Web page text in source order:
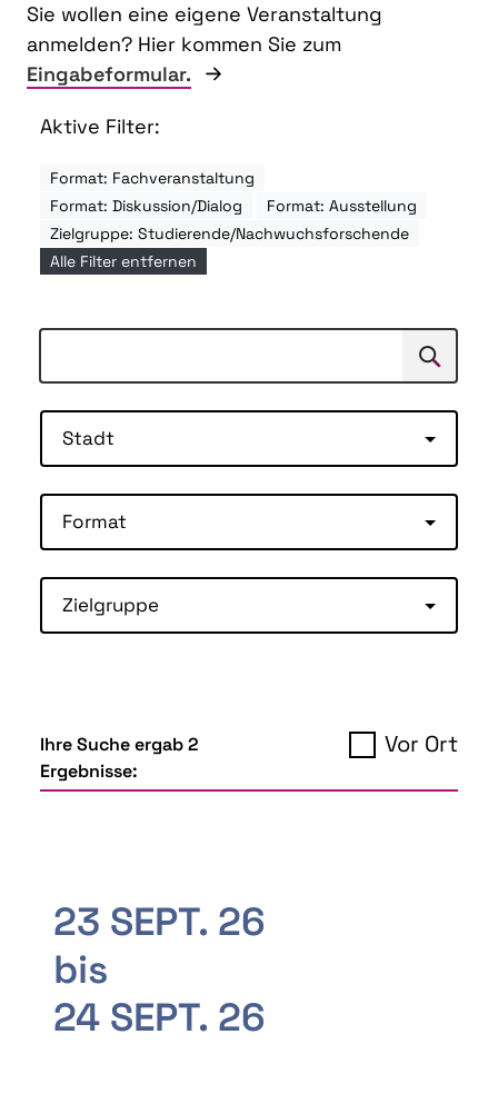
Sie wollen eine eigene Veranstaltung
anmelden? Hier kommen Sie zum
Eingabeformular.
Aktive Filter:
Format: Fachveranstaltung
Format: Diskussion/Dialog
Format: Ausstellung
Zielgruppe: Studierende/Nachwuchsforschende
Alle Filter entfernen
Suchen
Stadt
Format
Zielgruppe
Ihre Suche ergab 2
Ergebnisse:
Vor Ort
23 SEPT. 26
bis
24 SEPT. 26